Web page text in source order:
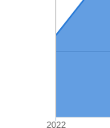
2022